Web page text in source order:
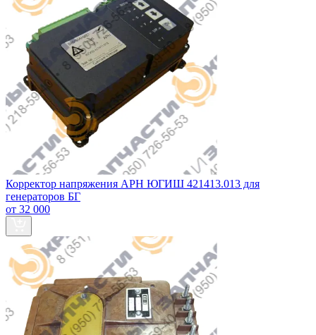
Корректор напряжения АРН ЮГИШ 421413.013 для
генераторов БГ
от 32 000